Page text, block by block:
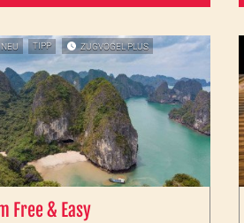
TIPP ZUGVOGEL PLUS
Free & Easy